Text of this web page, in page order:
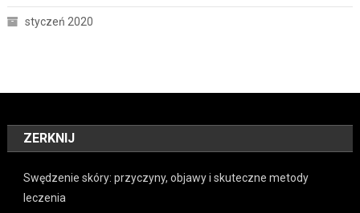
styczeń 2020
ZERKNIJ
Swędzenie skóry: przyczyny, objawy i skuteczne metody
leczenia